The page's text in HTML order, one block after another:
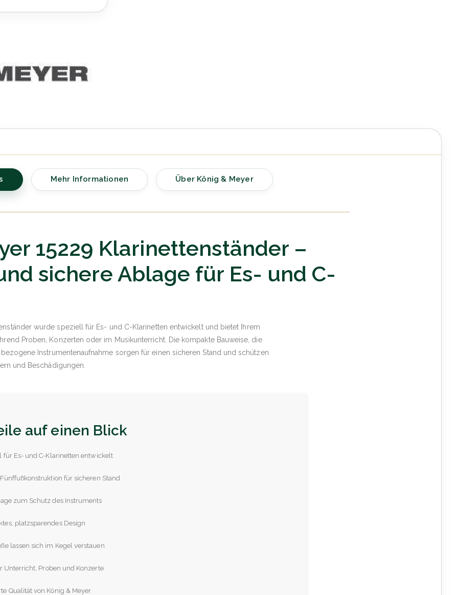
15229 Klarinettenständer –
sichere Ablage für Es- und C-
wurde speziell für Es- und C-Klarinetten entwickelt und bietet Ihrem
Proben, Konzerten oder im Musikunterricht. Die kompakte Bauweise, die
Instrumentenaufnahme sorgen für einen sicheren Stand und schützen
und Beschädigungen.
auf einen Blick
für Es- und C-Klarinetten entwickelt
für sicheren Stand
zum Schutz des Instruments
platzsparendes Design
lassen sich im Kegel verstauen
Unterricht, Proben und Konzerte
Qualität von König & Meyer
Mehr Informationen Über König & Meyer